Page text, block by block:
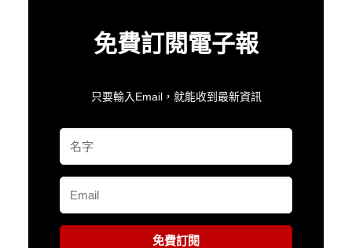
免費訂閱電子報
只要輸入Email，就能收到最新資訊
免費訂閱